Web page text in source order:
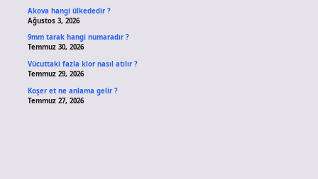
Akova hangi ülkededir ?
Ağustos 3, 2026
9mm tarak hangi numaradır ?
Temmuz 30, 2026
Vücuttaki fazla klor nasıl atılır ?
Temmuz 29, 2026
Koşer et ne anlama gelir ?
Temmuz 27, 2026